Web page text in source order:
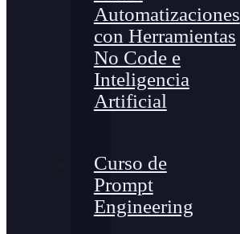
Automatizaciones
con Herramientas
No Code e
Inteligencia
Artificial
Curso de
Prompt
Engineering